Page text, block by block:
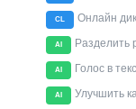
CL Онлайн
AI Разделить
AI Голос в
AI Улучшить